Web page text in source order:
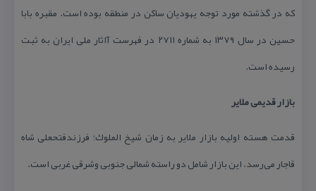
كه در گذشته مورد توجه یهودیان ساكن در منطقه بوده است. مقبره بابا
حسین در سال ۱۳۷۹ به شماره ۲۷۱۱ در فهرست آاثار ملی ایران به ثبت
رسیده است.
بازار قدیمی ملایر
قدمت هسته اولیه بازار ملایر به زمان شیخ الملوك؛ فرزندفتحعلی شاه
قاجار می‌رسد. این بازار شامل دو راسته شمالی جنوبی وشرقی غربی است.